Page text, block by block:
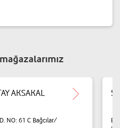
AKSAKAL
NO: 61 C Bağcılar/